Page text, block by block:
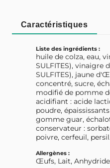
Caractéristiques
Liste des ingrédients :
huile de colza, eau,
SULFITES), vinaigre
SULFITES), jaune
concentré, sucre,
modifié de pomme
acidifiant : acide
poudre,
gomme guar,
conservateur :
poivre, cerfeuil,
Allergènes :
Œufs, Lait,